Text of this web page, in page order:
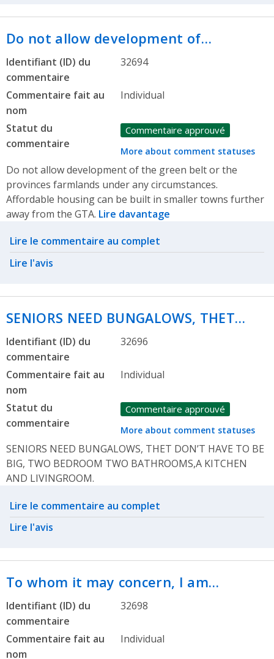
Do not allow development of…
Identifiant (ID) du
commentaire
32694
Commentaire fait au
nom
Individual
Statut du
commentaire
Commentaire approuvé
More about comment statuses
Do not allow development of the green belt or the
provinces farmlands under any circumstances.
Affordable housing can be built in smaller towns further
away from the GTA. Lire davantage
Related actions
Lire le commentaire au complet
Lire l'avis
SENIORS NEED BUNGALOWS, THET…
Identifiant (ID) du
commentaire
32696
Commentaire fait au
nom
Individual
Statut du
commentaire
Commentaire approuvé
More about comment statuses
SENIORS NEED BUNGALOWS, THET DON’T HAVE TO BE
BIG, TWO BEDROOM TWO BATHROOMS,A KITCHEN
AND LIVINGROOM.
Related actions
Lire le commentaire au complet
Lire l'avis
To whom it may concern, I am…
Identifiant (ID) du
commentaire
32698
Commentaire fait au
nom
Individual